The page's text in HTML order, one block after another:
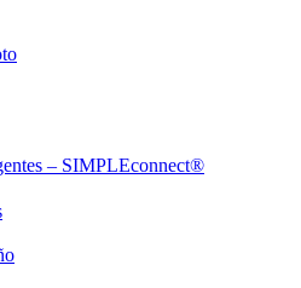
– SIMPLEconnect®